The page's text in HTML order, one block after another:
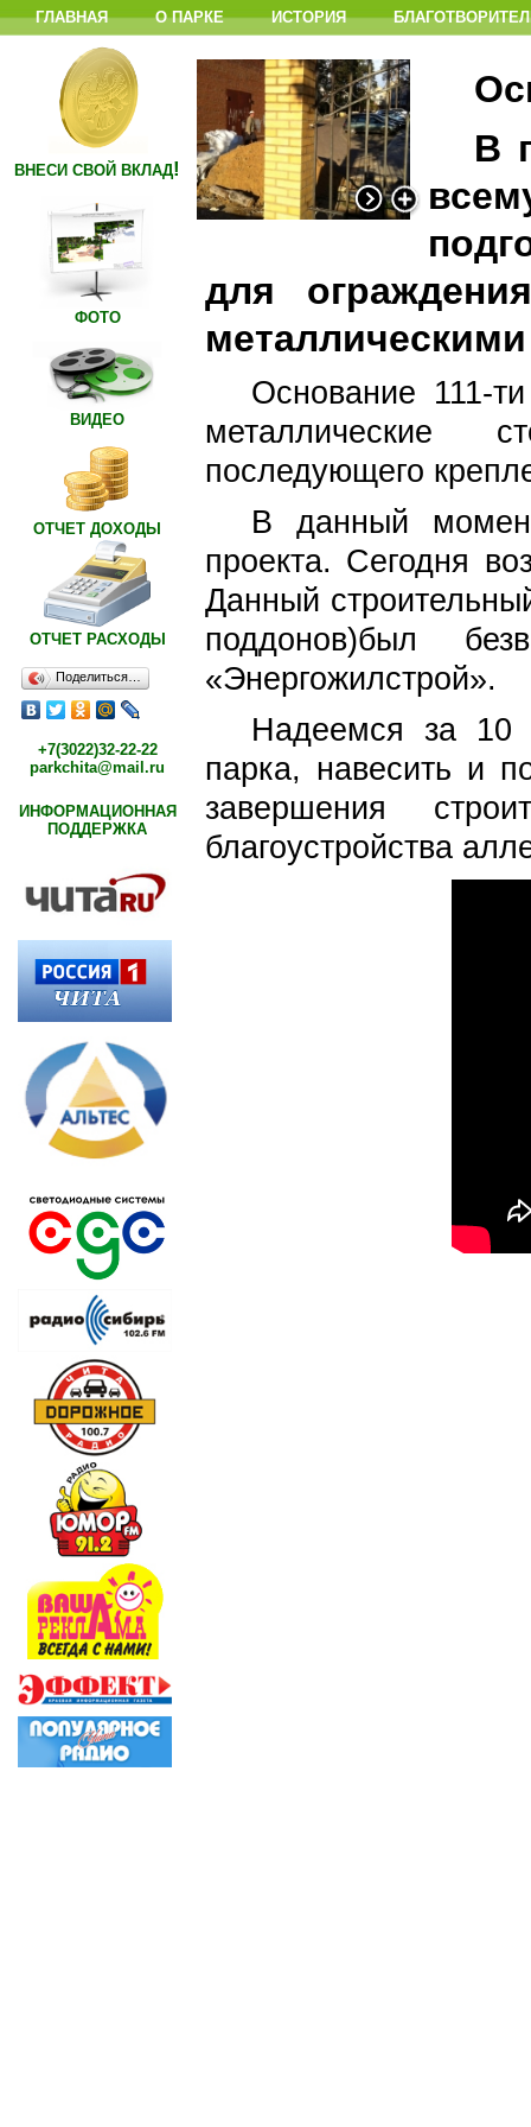
ГЛАВНАЯ О ПАРКЕ ИСТОРИЯ
В
для
Основание 111-
металлические
последующего
В данный
проекта. Сегодня
Данный
поддонов)был
«Энергожилстрой».
Надеемся за 10
парка, навесить и
завершения
благоустройства
ВНЕСИ СВОЙ ВКЛАД!
ФОТО
ВИДЕО
ОТЧЕТ ДОХОДЫ
ОТЧЕТ РАСХОДЫ
Поделиться…
+7(3022)32-22-22
parkchita@mail.ru
ИНФОРМАЦИОННАЯ
ПОДДЕРЖКА